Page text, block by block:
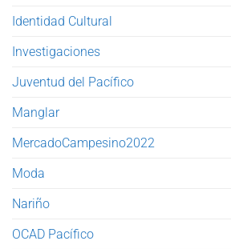
Identidad Cultural
Investigaciones
Juventud del Pacífico
Manglar
MercadoCampesino2022
Moda
Nariño
OCAD Pacífico